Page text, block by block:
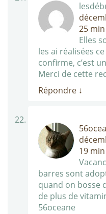
25 min
Elles
les ai réalisées
confirme, c’est
Merci de cette
Répondre ↓
19 min
barres sont
quand on bosse
de plus de
56oceane